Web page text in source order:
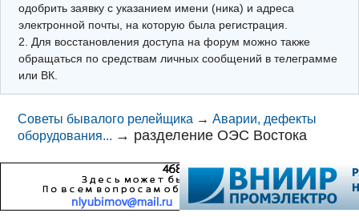
Телеграм
одобрить заявку с указанием имени (ника) и адреса
электронной почты, на которую была регистрация.
2. Для восстановления доступа на форум можно также
обращаться по средствам личных сообщений в телеграмме
или ВК.
Советы бывалого релейщика →Аварии, дефекты
оборудования... → разделение ОЭС Востока